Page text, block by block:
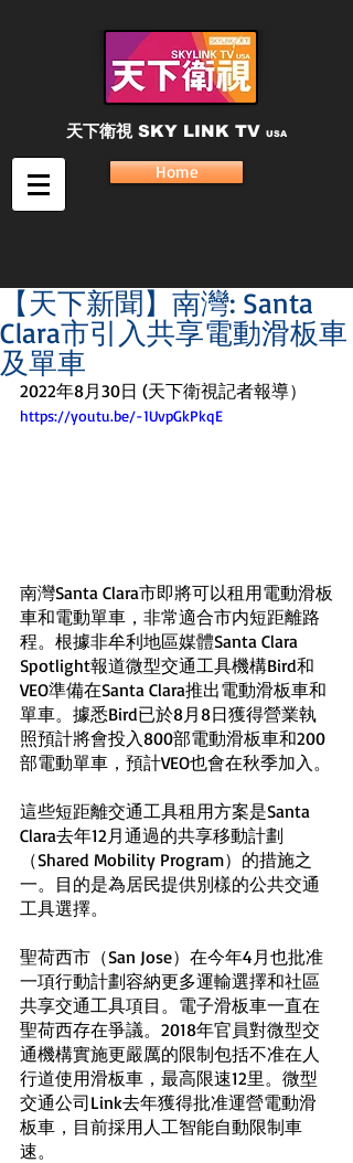
天下衛視 SKY LINK TV USA
Home
【天下新聞】南灣: Santa
Clara市引入共享電動滑板車
及單車
2022年8月30日 (天下衛視記者報導）
https://youtu.be/-1UvpGkPkqE
南灣Santa Clara市即將可以租用電動滑板
車和電動單車，非常適合市内短距離路
程。根據非牟利地區媒體Santa Clara
Spotlight報道微型交通工具機構Bird和
VEO準備在Santa Clara推出電動滑板車和
單車。據悉Bird已於8月8日獲得營業執
照預計將會投入800部電動滑板車和200
部電動單車，預計VEO也會在秋季加入。
這些短距離交通工具租用方案是Santa
Clara去年12月通過的共享移動計劃
（Shared Mobility Program）的措施之
一。目的是為居民提供別樣的公共交通
工具選擇。
聖荷西市（San Jose）在今年4月也批准
一項行動計劃容納更多運輸選擇和社區
共享交通工具項目。電子滑板車一直在
聖荷西存在爭議。2018年官員對微型交
通機構實施更嚴厲的限制包括不准在人
行道使用滑板車，最高限速12里。微型
交通公司Link去年獲得批准運營電動滑
板車，目前採用人工智能自動限制車
速。